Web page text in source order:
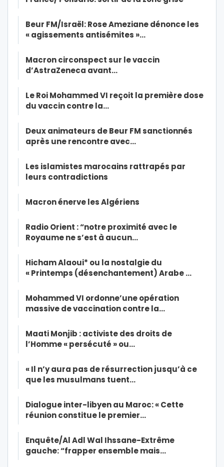
Beur FM/Israël: Rose Ameziane dénonce les
« agissements antisémites »…
Macron circonspect sur le vaccin
d’AstraZeneca avant…
Le Roi Mohammed VI reçoit la première dose
du vaccin contre la…
Deux animateurs de Beur FM sanctionnés
après une rencontre avec…
Les islamistes marocains rattrapés par
leurs contradictions
Macron énerve les Algériens
Radio Orient : “notre proximité avec le
Royaume ne s’est à aucun…
Hicham Alaoui* ou la nostalgie du
« Printemps (désenchantement) Arabe …
Mohammed VI ordonne’une opération
massive de vaccination contre la…
Maati Monjib : activiste des droits de
l’Homme « persécuté » ou…
« Il n’y aura pas de résurrection jusqu’à ce
que les musulmans tuent…
Dialogue inter-libyen au Maroc: « Cette
réunion constitue le premier…
Enquête/Al Adl Wal Ihssane-Extrême
gauche: “frapper ensemble mais…